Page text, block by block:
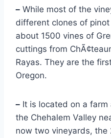
– While most of the
different clones of
about 1500 vines of
cuttings from
Rayas. They are the
Oregon.
– It is located on a farm
the Chehalem Valley
now two vineyards, the